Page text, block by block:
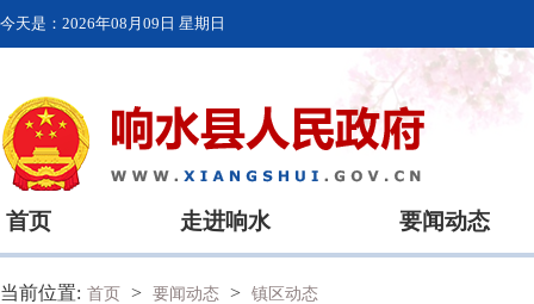
今天是： 2026年08月09日 星期日
首页 走进响水 要闻动态
当前位置: 首页 > 要闻动态 > 镇区动态